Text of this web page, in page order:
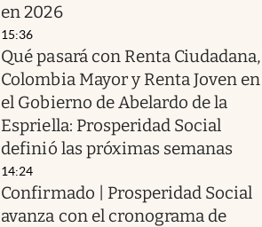
en 2026
15:36
Qué pasará con Renta Ciudadana,
Colombia Mayor y Renta Joven en
el Gobierno de Abelardo de la
Espriella: Prosperidad Social
definió las próximas semanas
14:24
Confirmado | Prosperidad Social
avanza con el cronograma de